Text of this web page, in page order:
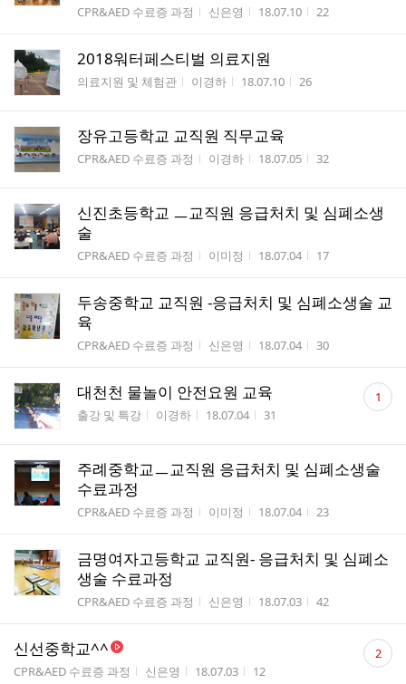
게시판명
CPR&AED 수료증 과정 작성자
신은영 작성시간
18.07.10 조회수
22
2018워터페스티벌 의료지원
게시판명
의료지원 및 체험관 작성자
이경하 작성시간
18.07.10 조회수
26
장유고등학교 교직원 직무교육
게시판명
CPR&AED 수료증 과정 작성자
이경하 작성시간
18.07.05 조회수
32
신진초등학교 ㅡ교직원 응급처치 및 심폐소생
술
게시판명
CPR&AED 수료증 과정 작성자
이미정 작성시간
18.07.04 조회수
17
두송중학교 교직원 -응급처치 및 심폐소생술 교
육
게시판명
CPR&AED 수료증 과정 작성자
신은영 작성시간
18.07.04 조회수
30
대천천 물놀이 안전요원 교육
게시판명
출강 및 특강 작성자
이경하 작성시간
18.07.04 조회수
31
댓
글 1
주례중학교ㅡ교직원 응급처치 및 심폐소생술
수료과정
게시판명
CPR&AED 수료증 과정 작성자
이미정 작성시간
18.07.04 조회수
23
금명여자고등학교 교직원- 응급처치 및 심폐소
생술 수료과정
게시판명
CPR&AED 수료증 과정 작성자
신은영 작성시간
18.07.03 조회수
42
신선중학교^^
게시판명
CPR&AED 수료증 과정 작성자
신은영 작성시간
18.07.03 조회수
12
댓
글 2